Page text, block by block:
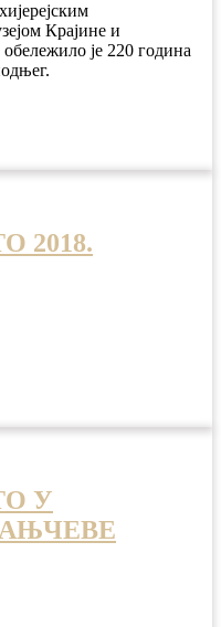
Крајине и
је 220 година
2018.
У